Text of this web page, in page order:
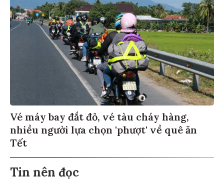
Vé máy bay đắt đỏ, vé tàu cháy hàng,
nhiều người lựa chọn 'phượt' về quê ăn
Tết
Tin nên đọc